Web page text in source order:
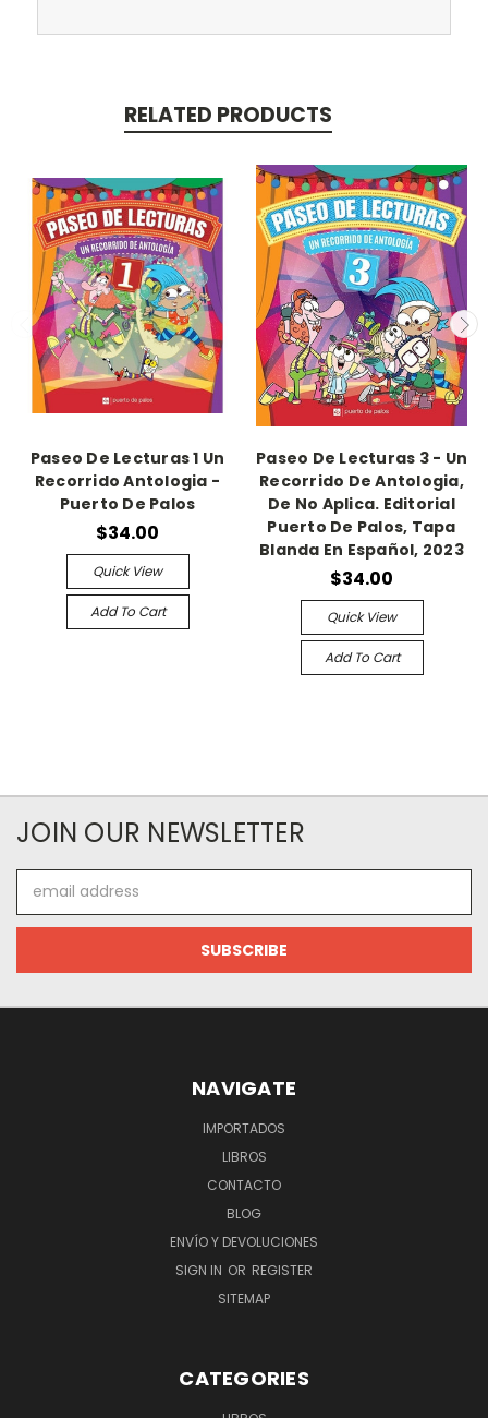
RELATED PRODUCTS
Paseo De Lecturas 1 Un
Recorrido Antologia -
Puerto De Palos
$34.00
Quick View
Add To Cart
Paseo De Lecturas 3 - Un
Recorrido De Antologia,
De No Aplica. Editorial
Puerto De Palos, Tapa
Blanda En Español, 2023
$34.00
Quick View
Add To Cart
JOIN OUR NEWSLETTER
Address
NAVIGATE
IMPORTADOS
LIBROS
CONTACTO
BLOG
ENVÍO Y DEVOLUCIONES
SIGN IN OR REGISTER
SITEMAP
CATEGORIES